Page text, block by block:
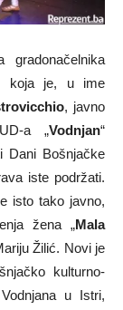
gradonačelnika
koja je, u ime
, javno
a „Vodnjan“
Dani Bošnjačke
iste podržati.
isto tako javno,
žena „Mala
Žilić. Novi je
kulturno-
u Istri,